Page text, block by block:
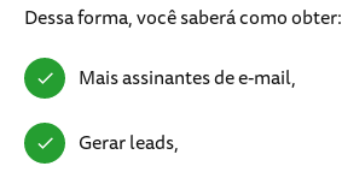
Dessa forma, você saberá como obter:
Mais assinantes de e-mail,
Gerar leads,